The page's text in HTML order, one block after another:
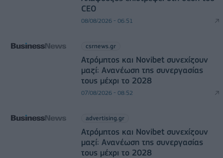
CEO
08/08/2026 - 06:51
csrnews.gr
Ατρόμητος και Novibet συνεχίζουν
μαζί: Ανανέωση της συνεργασίας
τους μέχρι το 2028
07/08/2026 - 08:52
advertising.gr
Ατρόμητος και Novibet συνεχίζουν
μαζί: Ανανέωση της συνεργασίας
τους μέχρι το 2028